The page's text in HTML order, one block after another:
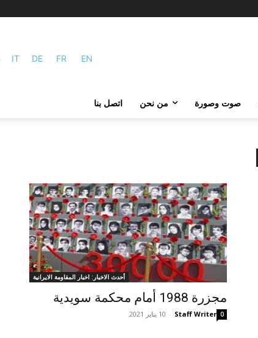
IT DE FR EN
صوت وصورة من نحن اتصل بنا
أحدث الاخبار: اخبار المقاومة الايرانية
مجزرة 1988 أمام محکمة سويدية
Staff Writer
- 10 يناير 2021 0